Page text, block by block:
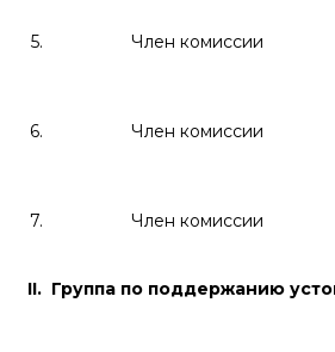
5. Член комиссии
6. Член комиссии
7. Член комиссии
II. Группа по поддержанию